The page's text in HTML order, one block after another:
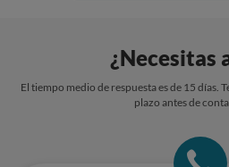
¿Necesitas
El tiempo medio de respuesta es de 15 días.
plazo antes de